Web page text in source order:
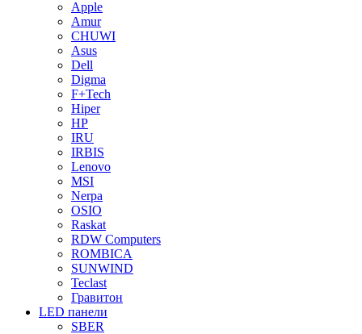
Apple
Amur
CHUWI
Asus
Dell
Digma
F+Tech
Hiper
HP
IRU
IRBIS
Lenovo
MSI
Nerpa
OSIO
Raskat
RDW Computers
ROMBICA
SUNWIND
Teclast
Гравитон
LED панели
SBER